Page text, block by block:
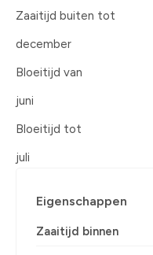
Zaaitijd buiten tot
december
Bloeitijd van
juni
Bloeitijd tot
juli
Eigenschappen
Zaaitijd binnen